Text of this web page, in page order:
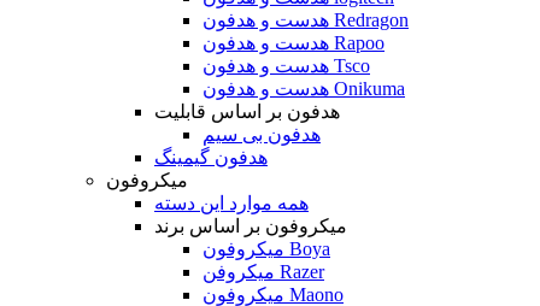
هدست و هدفون Redragon
هدست و هدفون Rapoo
هدست و هدفون Tsco
هدست و هدفون Onikuma
هدفون بر اساس قابلیت
هدفون بی سیم
هدفون گیمینگ
میکروفون
همه موارد این دسته
میکروفون بر اساس برند
میکروفون Boya
میکروفن Razer
میکروفون Maono